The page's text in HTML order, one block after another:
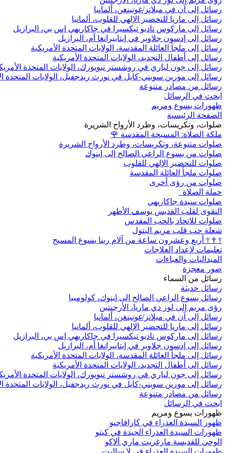
رسائل إلى آن في ميلاتز/غوتينغن، ألمانيا
رسائل إلى ماريا للتحضير الإلهي للقلوب، ألمانيا
رسائل إلى ماركوس تاديو تيكسيرا في جاكاريهي إس بي، البرازيل
رسائل إلى إدسون جلاوبر في إيتابيرانغا أم، البرازيل
رسائل إلى ملجأ العائلة المقدسة، الولايات المتحدة الأمريكية
رسائل إلى أطفال التجديد، الولايات المتحدة الأمريكية
رسائل إلى جون لياري في روشستر نيويورك، الولايات المتحدة
رسائل إلى مورين سويني-كايل في نورث ريدجفيل، الولايات المتحدة
رسائل من مصادر متنوعة
ابحث في الرسائل
ظهورات يسوع ومريم
الصفحة الرئيسية
صلوات، وتكريسات، وطرد الأرواح الشريرة
ملكة الصلاة: المسبحة المقدسة 🌹
صلوات متنوعة، وتكريسات، وطرد الأرواح الشريرة
صلوات من يسوع الراعي الصالح إلى إينوك
صلوات للتحضير الإلهي للقلوب
صلوات ملجأ العائلة المقدسة
صلوات من رؤى أخرى
حملة الصلاة
صلوات سيدة جاكاريهي
التقوى لقلب القديس يوسف الأطهر
صلوات للاتحاد بالحب المقدس
شعلة حب قلب مريم البتول
†
†
† أربع وعشرون ساعة من آلام ربنا يسوع المسيح
تعليمات لإعداد العلاجات
الميداليات والعباءات
صور معجزة
رسائل من السماء
رسائل حديثة
رسائل يسوع الراعي الصالح إلى إينوك، كولومبيا
رؤى مريم إلى لوز دي ماريا، الأرجنتين
رسائل إلى آن في ميلاتز/غوتينغن، ألمانيا
رسائل إلى ماريا للتحضير الإلهي للقلوب، ألمانيا
رسائل إلى ماركوس تاديو تيكسيرا في جاكاريهي إس بي، البرازيل
رسائل إلى إدسون جلاوبر في إيتابيرانغا أم، البرازيل
رسائل إلى ملجأ العائلة المقدسة، الولايات المتحدة الأمريكية
رسائل إلى أطفال التجديد، الولايات المتحدة الأمريكية
رسائل إلى جون لياري في روشستر نيويورك، الولايات المتحدة
رسائل إلى مورين سويني-كايل في نورث ريدجفيل، الولايات المتحدة
رسائل من مصادر متنوعة
ابحث في الرسائل
ظهورات يسوع ومريم
ظهور السيدة العذراء في كارافاجيو
ظهورات السيدة العذراء الجيدة في كيتو
الوحي للقديسة مارغريت ماري ألاكو
ظهورات السيدة العذراء في لا ساليت